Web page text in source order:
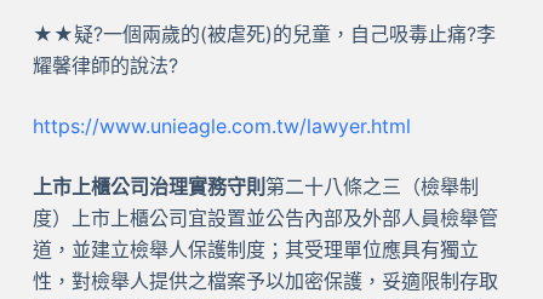
★★疑?一個兩歲的(被虐死)的兒童，自己吸毒止痛?李
耀馨律師的說法?
https://www.unieagle.com.tw/lawyer.html
上市上櫃公司治理實務守則 第二十八條之三（檢舉制
度）上市上櫃公司宜設置並公告內部及外部人員檢舉管
道，並建立檢舉人保護制度；其受理單位應具有獨立
性，對檢舉人提供之檔案予以加密保護，妥適限制存取